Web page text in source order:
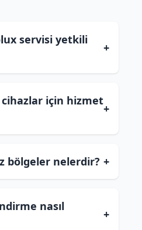
servisi yetkili
+
için hizmet
+
bölgeler nelerdir? +
nasıl
+